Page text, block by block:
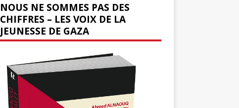
NOUS NE SOMMES PAS DES
CHIFFRES – LES VOIX DE LA
JEUNESSE DE GAZA